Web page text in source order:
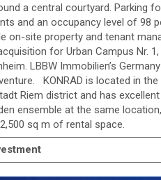
a central courtyard. Parking
and an occupancy level of 98
on-site property and tenant
for Urban Campus Nr.
LBBW Immobilien’s
KONRAD is located in
Riem district and has
ensemble at the same
sq m of rental space.